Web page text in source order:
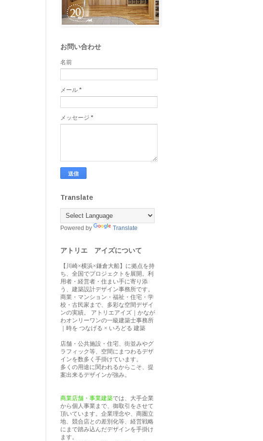
お問い合わせ
名前
メール *
メッセージ *
Translate
Powered by Translate
アトリエ アイズについて
【川崎×横浜×鎌倉大船】に拠点を持
ち、全国でプロジェクトを展開。利
用者・経営者・住まい手に寄り添
う、建築設計デザイン事務所です。
商業・マンション・福祉・住宅・学
校・古民家まで、多彩な空間デザイ
ンの実績。 アトリエアイズ｜かなが
わオンリーワンの一級建築士事務所
｜時を つなげる × いろどる 建築
店舗・公共施設・住宅、街並みやグ
ラフィック等、空間にまつわるデザ
インを数多く手掛けています。
多くの用途に関われるからこそ、提
案出来るデザインが強み。
商業店舗・事業建築では、大手企業
から個人事業まで、御取引をさせて
頂いています。企業理念や、商圏立
地、競合店との差別化等、経営戦略
にまで踏み込んだデザインを手掛け
ます。